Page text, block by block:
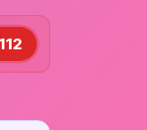
112